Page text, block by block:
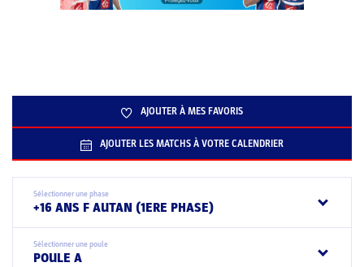
AJOUTER À MES FAVORIS
AJOUTER LES MATCHS À VOTRE CALENDRIER
Sélectionner une phase
+16 ANS F AUTAN (1ERE PHASE)
Sélectionner une poule
POULE A